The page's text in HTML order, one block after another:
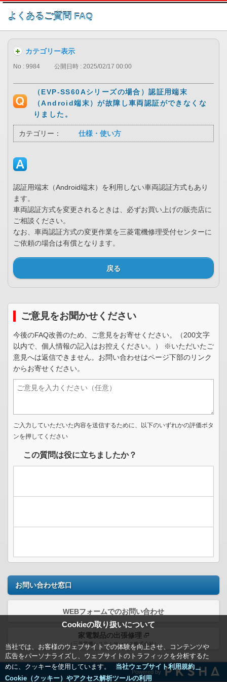
このページの本文へ
よくあるご質問 FAQ
Cookieの取り扱いについて
当社では、お客様のウェブサイトでの体験を向上させ、コンテンツや
広告をパーソナライズし、ウェブサイトのトラフィックを分析するた
めに、クッキーを使用しています。
当社ウェブサイト利用規約＿
Cookie（クッキー）やアクセス解析ツールの利用
カテゴリー表示
No : 9984 公開日時 : 2025/02/17 00:00
（EVP-SS60Aシリーズの場合）認証用端末
（Android端末）が故障し車両認証ができなくな
りました。
カテゴリー： 仕様・使い方
認証用端末（Android端末）を利用しない車両認証方式もあり
ます。
車両認証方式を変更されるときは、必ずお買い上げの販売店に
ご相談ください。
なお、車両認証方式の変更作業を三菱電機修理受付センターに
ご依頼の場合は有償となります。
戻る
ご意見をお聞かせください
今後のFAQ改善のため、ご意見をお寄せください。（200文字
以内で、個人情報の記入はお控えください。） ※いただいたご
意見へは返信できません。お問い合わせはページ下部のリンク
からお寄せください。
ご入力していただいた内容を送信するために、以下のいずれかの評価ボタ
ンを押してください
この質問は役に立ちましたか？
お問い合わせ窓口
WEBフォームでのお問い合わせ
家電製品の出張修理
（三菱電機システムサービス株式会社）
Powered by